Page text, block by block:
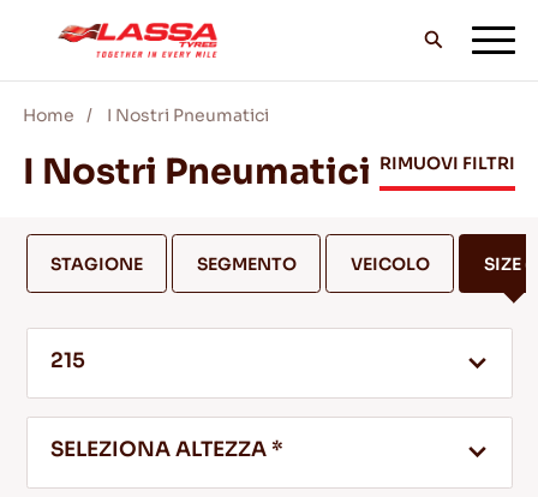
TUTTI I PNEUMATICI LASSA
II BLOG & VIDEO
Home I Nostri Pneumatici
I Nostri Pneumatici RIMUOVI FILTRI
STAGIONE SEGMENTO VEICOLO SIZE
215
SELEZIONA ALTEZZA *